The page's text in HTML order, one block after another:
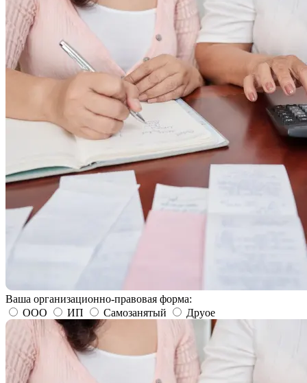
Ваша организационно-правовая форма:
ООО
ИП Самозанятый Друое